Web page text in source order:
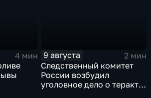
4 мин
9 августа
2 мин
Следственный комитет
России возбудил
уголовное дело о теракте